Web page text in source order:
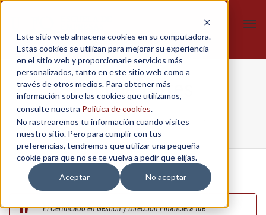
Este sitio web almacena cookies en su computadora.
Estas cookies se utilizan para mejorar su experiencia
en el sitio web y proporcionarle servicios más
personalizados, tanto en este sitio web como a
través de otros medios. Para obtener más
información sobre las cookies que utilizamos,
consulte nuestra Política de cookies.
No rastrearemos tu información cuando visites
nuestro sitio. Pero para cumplir con tus
preferencias, tendremos que utilizar una pequeña
cookie para que no se te vuelva a pedir que elijas.
Aceptar
No aceptar
Paulina Torres
Home / Gestión y Dirección Financiera / Paulina Torres
El Certificado en Gestión y Dirección Financiera fue